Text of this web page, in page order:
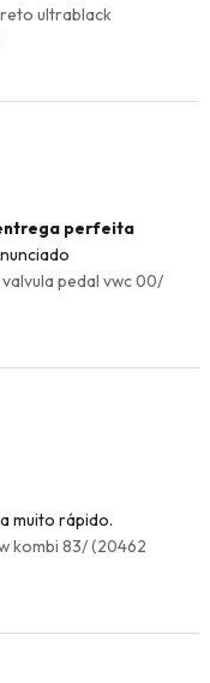
ultrablack
perfeita
pedal vwc 00/
muito rápido.
kombi 83/ (20462